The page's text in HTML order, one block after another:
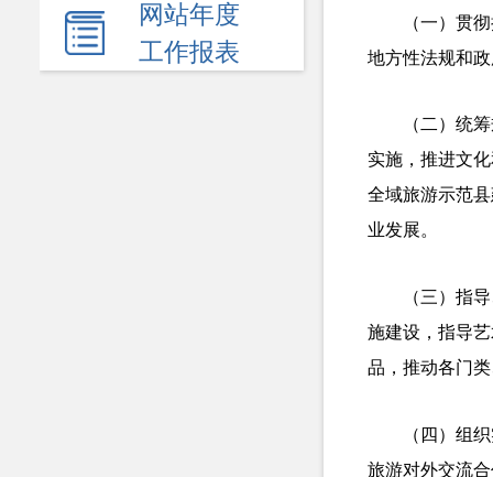
网站年度
工作报表
（一）贯
地方性法规和
（二）统
实施，推进文
全域旅游示范
业发展。
（三）指
施建设，指导
品，推动各门
（四）组
旅游对外交流